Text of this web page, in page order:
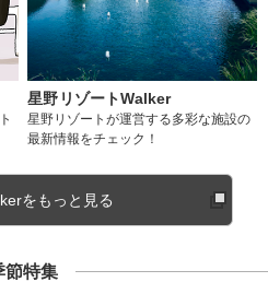
星野リゾートWalker
星野リゾートが運営する多彩な施設の
最新情報をチェック！
をもっと見る
節特集